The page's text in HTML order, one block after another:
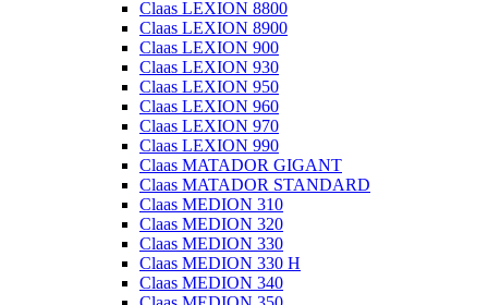
Claas LEXION 8800
Claas LEXION 8900
Claas LEXION 900
Claas LEXION 930
Claas LEXION 950
Claas LEXION 960
Claas LEXION 970
Claas LEXION 990
Claas MATADOR GIGANT
Claas MATADOR STANDARD
Claas MEDION 310
Claas MEDION 320
Claas MEDION 330
Claas MEDION 330 H
Claas MEDION 340